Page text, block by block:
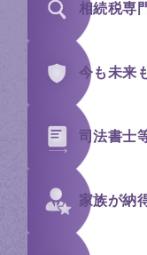
相続税専
今も未来
司法書士
家族が納